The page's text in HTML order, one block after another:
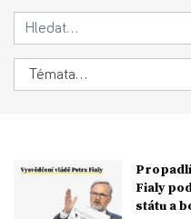
Fialy
státu a